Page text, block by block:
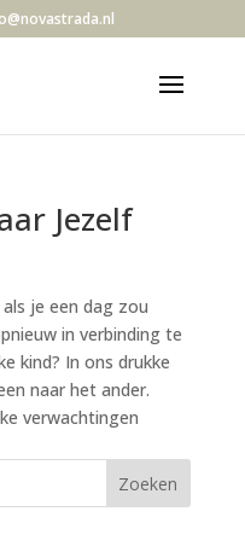
Jezelf
je een dag zou
in verbinding te
kind? In ons drukke
naar het ander.
verwachtingen